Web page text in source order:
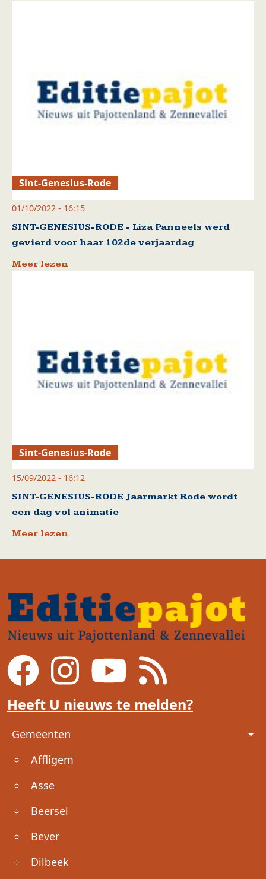
Sint-Genesius-Rode
01/10/2022 - 16:15
SINT-GENESIUS-RODE - Liza Panneels werd
gevierd voor haar 102de verjaardag
Meer lezen
Sint-Genesius-Rode
15/09/2022 - 16:12
SINT-GENESIUS-RODE Jaarmarkt Rode wordt
een dag vol animatie
Meer lezen
Heeft U nieuws te melden?
Voet
Gemeenten
Affligem
Asse
Beersel
Bever
Dilbeek